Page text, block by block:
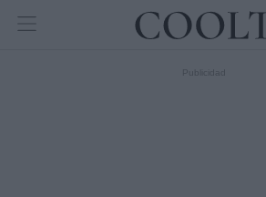
IDEAS